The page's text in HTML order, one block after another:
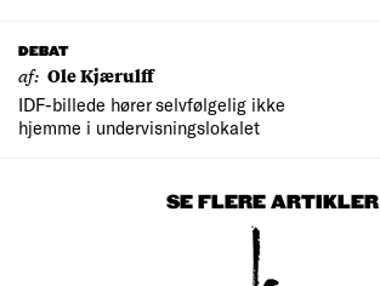
DEBAT
af: Ole Kjærulff
IDF-billede hører selvfølgelig ikke
hjemme i undervisningslokalet
SE FLERE ARTIKLER